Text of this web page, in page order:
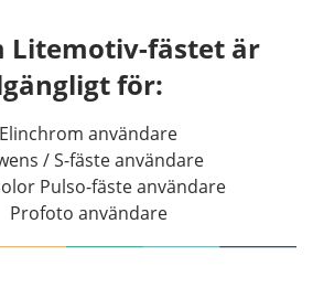
Litemotiv-fästet är
för:
Elinchrom användare
/ S-fäste användare
Pulso-fäste användare
Profoto användare